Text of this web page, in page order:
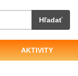
Hľadať
AKTIVITY